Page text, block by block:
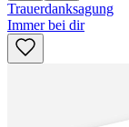
Trauerdanksagung
Immer bei dir